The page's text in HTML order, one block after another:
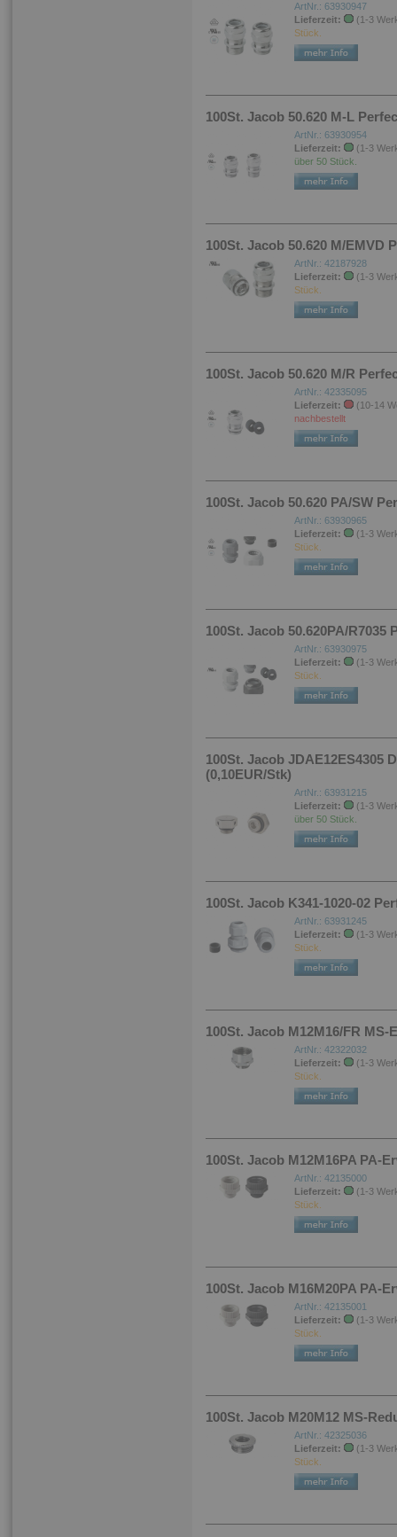
ArtNr.: 63930947
Lieferzeit:
(1-3
Stück.
100St. Jacob 50.620 M-L
ArtNr.: 63930954
Lieferzeit:
(1-3
über 50 Stück.
100St. Jacob 50.620 M/EMVD
ArtNr.: 42187928
Lieferzeit:
(1-3
Stück.
100St. Jacob 50.620 M/R
ArtNr.: 42335095
Lieferzeit:
(10-14
nachbestellt
100St. Jacob 50.620 PA/SW
ArtNr.: 63930965
Lieferzeit:
(1-3
Stück.
100St. Jacob 50.620PA/R7035
ArtNr.: 63930975
Lieferzeit:
(1-3
Stück.
100St. Jacob JDAE12ES4305
(0,10EUR/Stk)
ArtNr.: 63931215
Lieferzeit:
(1-3
über 50 Stück.
100St. Jacob K341-1020-02
ArtNr.: 63931245
Lieferzeit:
(1-3
Stück.
100St. Jacob M12M16/FR
ArtNr.: 42322032
Lieferzeit:
(1-3
Stück.
100St. Jacob M12M16PA PA-
ArtNr.: 42135000
Lieferzeit:
(1-3
Stück.
100St. Jacob M16M20PA PA-
ArtNr.: 42135001
Lieferzeit:
(1-3
Stück.
100St. Jacob M20M12 MS-
ArtNr.: 42325036
Lieferzeit:
(1-3
Stück.